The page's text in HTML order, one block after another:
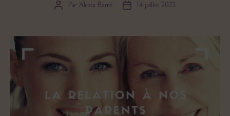
Auteur
Par Alexia Barré
Date14 juillet 2023